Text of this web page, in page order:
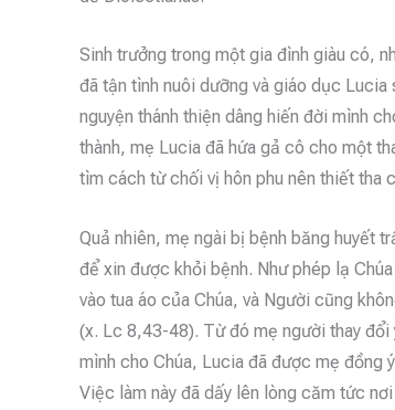
Sinh trưởng trong một gia đình giàu có,
đã tận tình nuôi dưỡng và giáo dục
nguyện thánh thiện dâng hiến đời mình
thành, mẹ Lucia đã hứa gả cô cho một
tìm cách từ chối vị hôn phu nên thiết tha
Quả nhiên, mẹ ngài bị bệnh băng huyết
để xin được khỏi bệnh. Như phép lạ
vào tua áo của Chúa, và Người cũng
(x. Lc 8,43-48). Từ đó mẹ người thay đổi
mình cho Chúa, Lucia đã được mẹ đồng
Việc làm này đã dấy lên lòng căm tức